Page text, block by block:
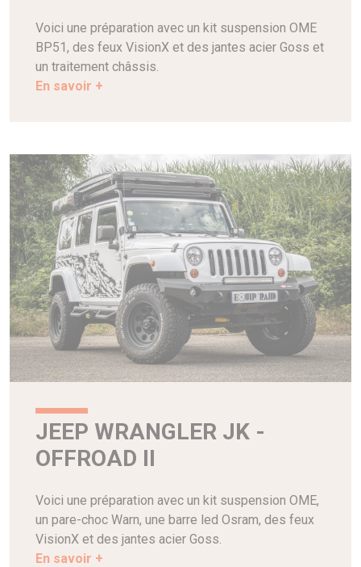
Voici une préparation avec un kit suspension OME
BP51, des feux VisionX et des jantes acier Goss et
un traitement châssis.
En savoir +
JEEP WRANGLER JK -
OFFROAD II
Voici une préparation avec un kit suspension OME,
un pare-choc Warn, une barre led Osram, des feux
VisionX et des jantes acier Goss.
En savoir +